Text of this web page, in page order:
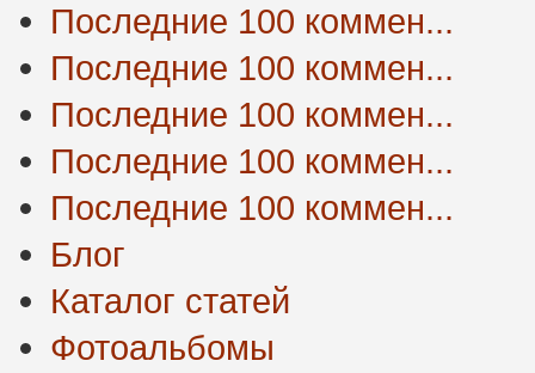
Последние 100 коммен...
Последние 100 коммен...
Последние 100 коммен...
Последние 100 коммен...
Последние 100 коммен...
Блог
Каталог статей
Фотоальбомы